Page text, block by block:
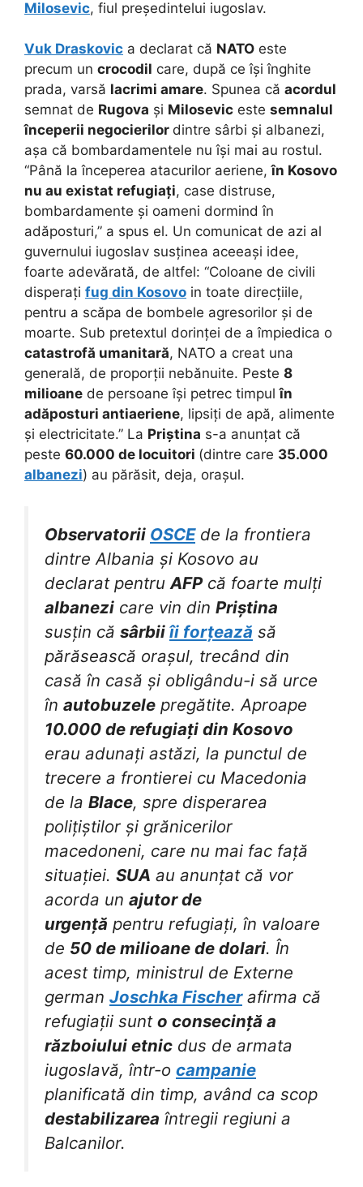
Milosevic, fiul președintelui iugoslav.
Vuk Draskovic a declarat că NATO este
precum un crocodil care, după ce își înghite
prada, varsă lacrimi amare. Spunea că acordul
semnat de Rugova și Milosevic este semnalul
începerii negocierilor dintre sârbi și albanezi,
așa că bombardamentele nu își mai au rostul.
“Până la începerea atacurilor aeriene,în Kosovo
nu au existat refugiați, case distruse,
bombardamente și oameni dormind în
adăposturi,” a spus el. Un comunicat de azi al
guvernului iugoslav susținea aceeași idee,
foarte adevărată, de altfel: “Coloane de civili
disperați fug din Kosovo in toate direcțiile,
pentru a scăpa de bombele agresorilor și de
moarte. Sub pretextul dorinței de a împiedica o
catastrofă umanitară, NATO a creat una
generală, de proporții nebănuite. Peste 8
milioane de persoane își petrec timpulîn
adăposturi antiaeriene, lipsiți de apă, alimente
și electricitate.” La Priștina s-a anunțat că
peste 60.000 de locuitori (dintre care 35.000
albanezi) au părăsit, deja, orașul.
Observatorii OSCEde la frontiera
dintre Albania și Kosovo au
declarat pentru AFPcă foarte mulți
albanezi care vin din Priștina
susțin că sârbii îi forțează să
părăsească orașul, trecând din
casă în casă și obligându-i să urce
în autobuzele pregătite. Aproape
10.000 de refugiați din Kosovo
erau adunați astăzi, la punctul de
trecere a frontierei cu Macedonia
de la Blace, spre disperarea
polițiștilor și grănicerilor
macedoneni, care nu mai fac față
situației. SUA au anunțat că vor
acorda un ajutor de
urgență pentru refugiați, în valoare
de 50 de milioane de dolari. În
acest timp, ministrul de Externe
german Joschka Fischerafirma că
refugiații sunt o consecință a
războiului etnic dus de armata
iugoslavă, într-o campanie
planificată din timp, având ca scop
destabilizarea întregii regiuni a
Balcanilor.